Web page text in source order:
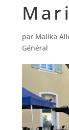
par Malika
Général